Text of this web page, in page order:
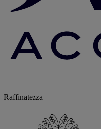
Raffinatezza